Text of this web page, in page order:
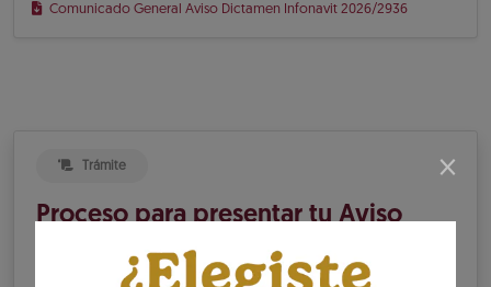
×
Comunicado General Aviso Dictamen Infonavit 2026/2936
Trámite
Proceso para presentar tu Aviso
de Dictamen INFONAVIT